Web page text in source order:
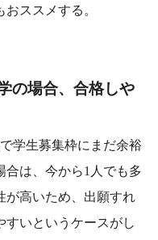
ススメする。
の場合、合格しや
学生募集枠にまだ余裕
合は、今から1人でも多
が高いため、出願すれ
すいというケースがし